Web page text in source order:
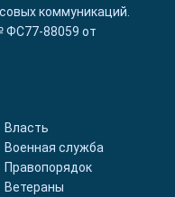
коммуникаций.
ФС77-88059 от
Власть
Военная служба
Правопорядок
Ветераны